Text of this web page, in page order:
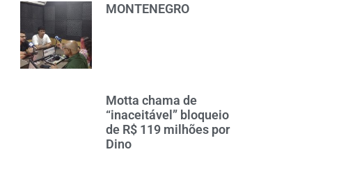
MONTENEGRO
Motta chama de
“inaceitável” bloqueio
de R$ 119 milhões por
Dino